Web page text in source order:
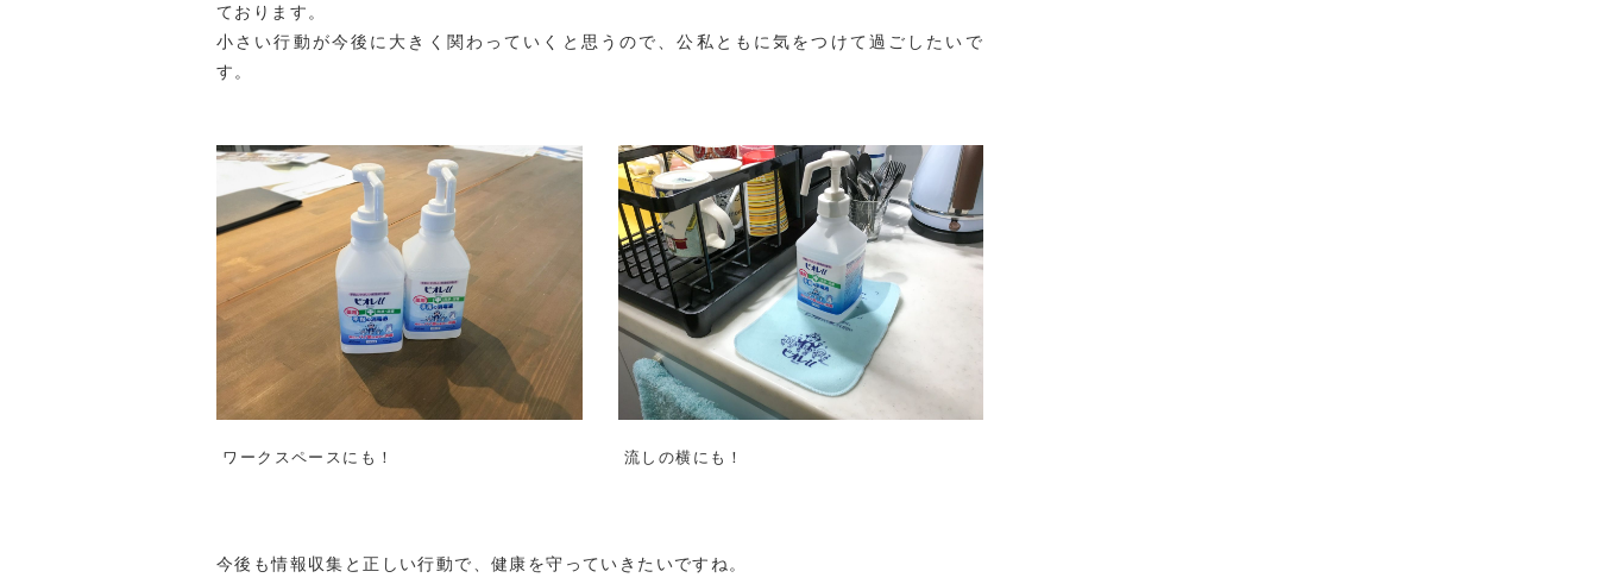
ております。
小さい行動が今後に大きく関わっていくと思うので、公私ともに気をつけて過ごしたいで
す。
ワークスペースにも！ 流しの横にも！
今後も情報収集と正しい行動で、健康を守っていきたいですね。